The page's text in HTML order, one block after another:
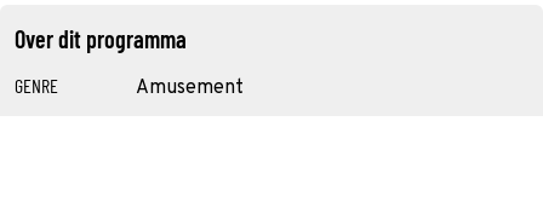
Over dit programma
GENRE Amusement